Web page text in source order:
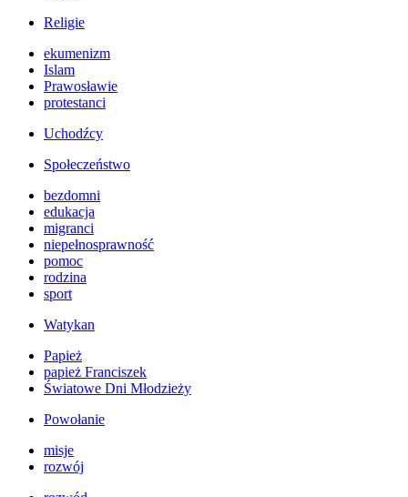
Religie
ekumenizm
Islam
Prawosławie
protestanci
Uchodźcy
Społeczeństwo
bezdomni
edukacja
migranci
niepełnosprawność
pomoc
rodzina
sport
Watykan
Papież
papież Franciszek
Światowe Dni Młodzieży
Powołanie
misje
rozwój